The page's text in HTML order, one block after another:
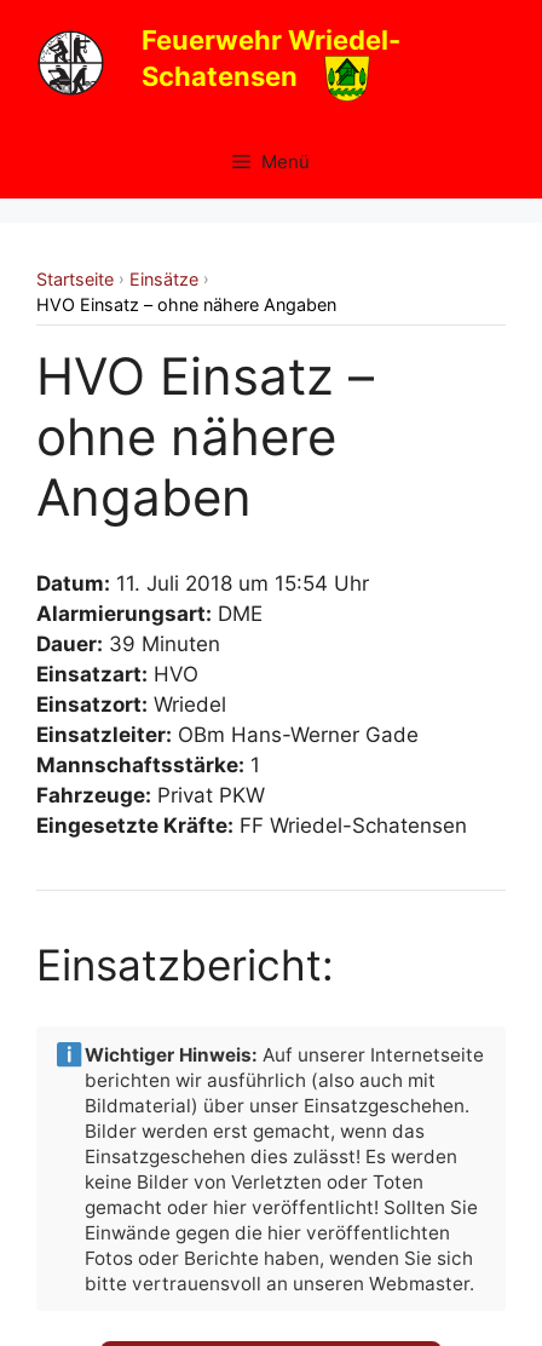
Inhalt
springen
Feuerwehr Wriedel-
Schatensen
Menü
Startseite › Einsätze ›
HVO Einsatz – ohne nähere Angaben
HVO Einsatz –
ohne nähere
Angaben
Datum: 11. Juli 2018 um 15:54 Uhr
Alarmierungsart: DME
Dauer: 39 Minuten
Einsatzart: HVO
Einsatzort: Wriedel
Einsatzleiter: OBm Hans-Werner Gade
Mannschaftsstärke: 1
Fahrzeuge: Privat PKW
Eingesetzte Kräfte: FF Wriedel-Schatensen
Einsatzbericht:
Wichtiger Hinweis: Auf unserer Internetseite
berichten wir ausführlich (also auch mit
Bildmaterial) über unser Einsatzgeschehen.
Bilder werden erst gemacht, wenn das
Einsatzgeschehen dies zulässt! Es werden
keine Bilder von Verletzten oder Toten
gemacht oder hier veröffentlicht! Sollten Sie
Einwände gegen die hier veröffentlichten
Fotos oder Berichte haben, wenden Sie sich
bitte vertrauensvoll an unseren Webmaster.